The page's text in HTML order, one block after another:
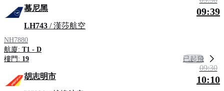
慕尼黑
LH743 / 漢莎航空
NH7880
航廈: T1 - D
樓門: 19
09:39
已起飛
胡志明市
09:30
10:10